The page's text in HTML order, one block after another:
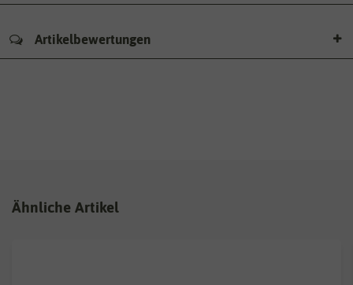
Artikelbewertungen
Ähnliche Artikel